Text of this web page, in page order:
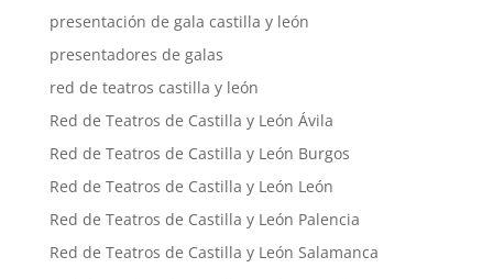
presentación de gala castilla y león
presentadores de galas
red de teatros castilla y león
Red de Teatros de Castilla y León Ávila
Red de Teatros de Castilla y León Burgos
Red de Teatros de Castilla y León León
Red de Teatros de Castilla y León Palencia
Red de Teatros de Castilla y León Salamanca